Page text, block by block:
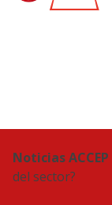
Noticias ACCEP
del sector?